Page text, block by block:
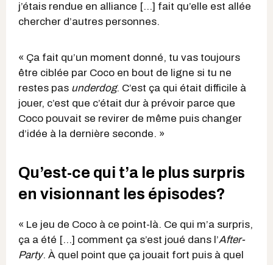
j’étais rendue en alliance [...] fait qu’elle est allée
chercher d’autres personnes.
« Ça fait qu’un moment donné, tu vas toujours
être ciblée par Coco en bout de ligne si tu ne
restes pas underdog. C’est ça qui était difficile à
jouer, c’est que c’était dur à prévoir parce que
Coco pouvait se revirer de même puis changer
d’idée à la dernière seconde. »
Qu’est-ce qui t’a le plus surpris
en visionnant les épisodes?
« Le jeu de Coco à ce point-là. Ce qui m’a surpris,
ça a été […] comment ça s’est joué dans l’After-
Party. À quel point que ça jouait fort puis à quel